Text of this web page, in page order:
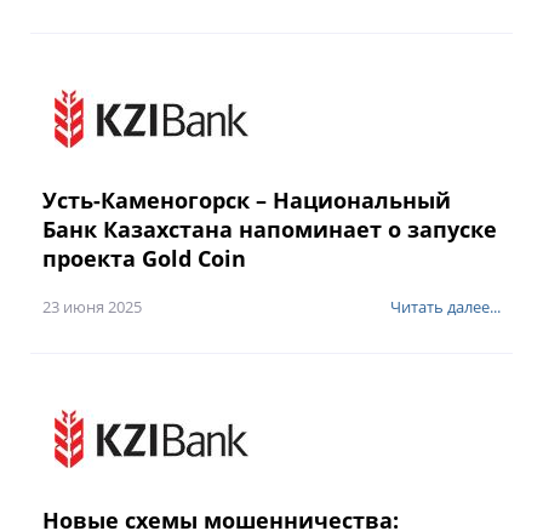
Усть-Каменогорск – Национальный
Банк Казахстана напоминает о запуске
проекта Gold Coin
23 июня 2025 Читать далее...
Новые схемы мошенничества: